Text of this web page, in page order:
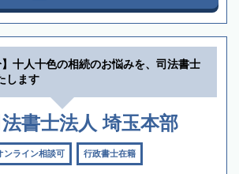
】十人十色の相続のお悩みを、司法書士
します
書士法人 埼玉本部
ンライン相談可 行政書士在籍